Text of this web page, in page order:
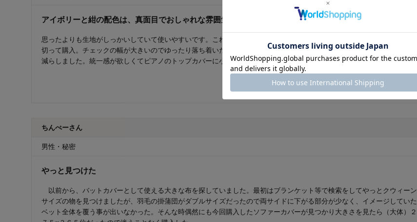
アイボリーと紺の配色は、真面目でおしゃれな雰囲気
思ったよりも生地がしっかいしていて使いやすいです。これまで使ったことのなく男性が使うイメージの配色ですが、思い
切って購入。チェックの幅が大きいのでゆったり落ち着いた感じがします。洗濯後のしわはどうかなと気になるので☆一つ
減らしました。統一感が欲しくてピアノのトップカバーに小さいサイズも購入しました。
0人が参考になりました 参考になった
ちんぺーさん
男性・秘密
やっと見つけた
以前から、バットカバーとして使える大きな布を探していました。最初はブランケット等で検索をしてやっとクウィーン
サイズの物を見つけましたが、羽毛の掛蒲団がダブルサイズだったので両サイドに下がる部分が少なく、イメージしていた
ベット全体を覆う事が出いなかった。そんな時偶然にも今回購入したソファーカバーが見つかり大きさを見たら（大体）２